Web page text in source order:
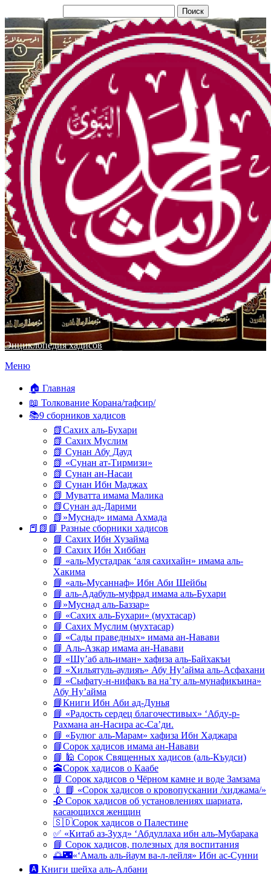
Энциклопедия хадисов
Перейти
содержимому
Меню
🏠 Главная
📖 Толкование Корана/тафсир/
📚9 сборников хадисов
📗Сахих аль-Бухари
📗 Сахих Муслим
📗 Сунан Абу Дауд
📗 «Сунан ат-Тирмизи»
📗 Сунан ан-Насаи
📗 Сунан Ибн Маджах
📗 Муватта имама Малика
📗Сунан ад-Дарими
📗»Муснад» имама Ахмада
📕📗📘 Разные сборники хадисов
📘 Сахих Ибн Хузайма
📘 Сахих Ибн Хиббан
📘 «аль-Мустадрак ‘аля сахихайн» имама аль-
Хакима
📘 «аль-Мусаннаф» Ибн Аби Шейбы
📘 аль-Адабуль-муфрад имама аль-Бухари
📘»Муснад аль-Баззар»
📘 «Сахих аль-Бухари» (мухтасар)
📘 Сахих Муслим (мухтасар)
📘 «Сады праведных» имама ан-Навави
📘 Аль-Азкар имама ан-Навави
📘 «Шу’аб аль-иман» хафиза аль-Байхакъи
📘 «Хильятуль-аулияъ» Абу Ну’айма аль-Асфахани
📘 «Сыфату-н-нифакъ ва на’ту аль-мунафикъина»
Абу Ну’айма
📘Книги Ибн Аби ад-Дунья
📘 «Радость сердец благочестивых» ‘Абду-р-
Рахмана ан-Насира ас-Са’ди.
📘 «Булюг аль-Марам» хафиза Ибн Хаджара
📘Сорок хадисов имама ан-Навави
📘 🕌 Сорок Священных хадисов (аль-Къудси)
🕋Сорок хадисов о Каабе
📘 Сорок хадисов о Чёрном камне и воде Замзама
💉 📘 «Сорок хадисов о кровопускании /хиджама/»
🥀 Сорок хадисов об установлениях шариата,
касающихся женщин
🇸🇩Сорок хадисов о Палестине
✅ «Китаб аз-Зухд» ‘Абдуллаха ибн аль-Мубарака
📘 Сорок хадисов, полезных для воспитания
🌅🌃«‘Амаль аль-йаум ва-л-лейля» Ибн ас-Сунни
🅰 Книги шейха аль-Албани